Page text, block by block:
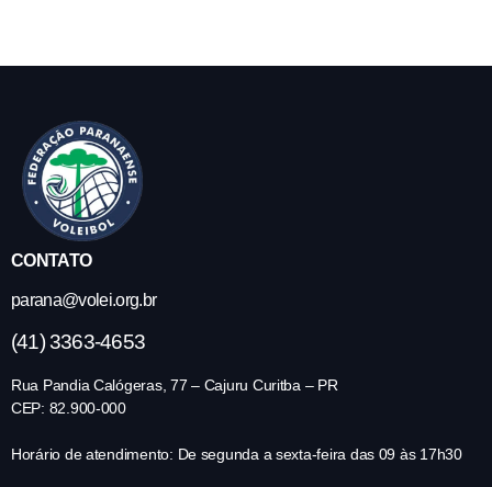
CONTATO
parana@volei.org.br
(41) 3363-4653
Rua Pandia Calógeras, 77 – Cajuru Curitba – PR
CEP: 82.900-000
Horário de atendimento: De segunda a sexta-feira das 09 às 17h30